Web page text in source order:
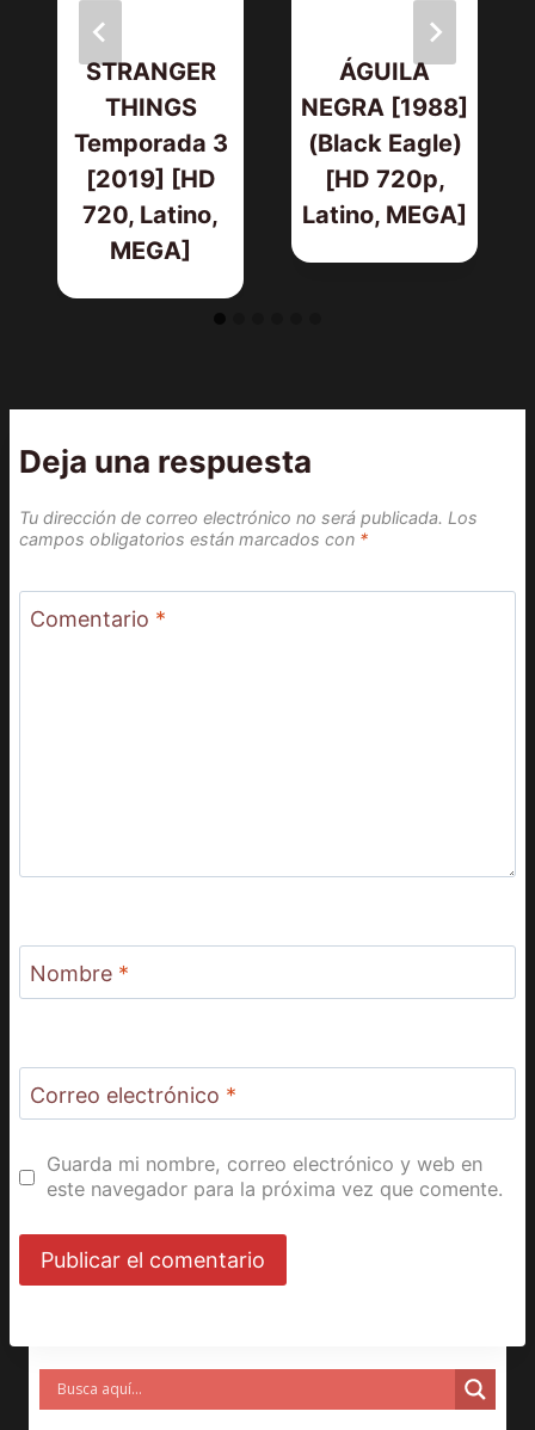
STRANGER
THINGS
Temporada 3
[2019] [HD
720, Latino,
MEGA]
ÁGUILA
NEGRA [1988]
(Black Eagle)
[HD 720p,
Latino, MEGA]
Deja una respuesta
Tu dirección de correo electrónico no será publicada. Los
campos obligatorios están marcados con *
Comentario *
Nombre *
Correo electrónico *
Guarda mi nombre, correo electrónico y web en
este navegador para la próxima vez que comente.